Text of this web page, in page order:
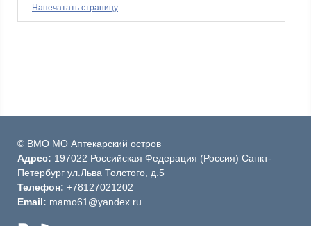
Напечатать страницу
© ВМО МО Аптекарский остров
Адрес: 197022 Российская Федерация (Россия) Санкт-
Петербург ул.Льва Толстого, д.5
Телефон: +78127021202
Email: mamo61@yandex.ru